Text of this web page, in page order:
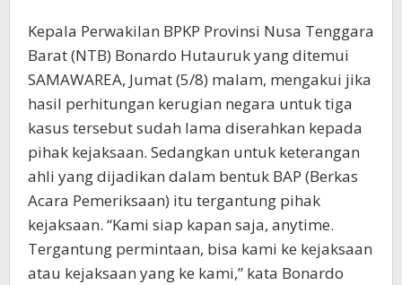
Kepala Perwakilan BPKP Provinsi Nusa Tenggara
Barat (NTB) Bonardo Hutauruk yang ditemui
SAMAWAREA, Jumat (5/8) malam, mengakui jika
hasil perhitungan kerugian negara untuk tiga
kasus tersebut sudah lama diserahkan kepada
pihak kejaksaan. Sedangkan untuk keterangan
ahli yang dijadikan dalam bentuk BAP (Berkas
Acara Pemeriksaan) itu tergantung pihak
kejaksaan. “Kami siap kapan saja, anytime.
Tergantung permintaan, bisa kami ke kejaksaan
atau kejaksaan yang ke kami,” kata Bonardo